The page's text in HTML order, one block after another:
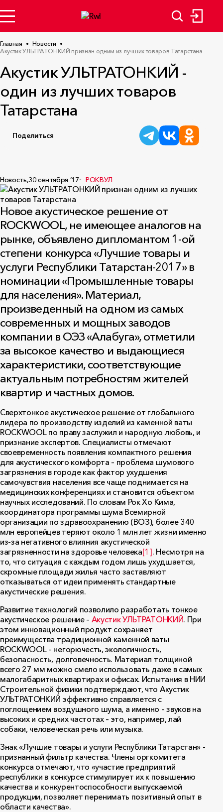
Главная
Новости
Акустик УЛЬТРАТОНКИЙ признан одним из лучших товаров Татарстана
Акустик УЛЬТРАТОНКИЙ -
один из лучших товаров
Татарстана
Поделиться
Новость,30 сентября ‘17 РОКВУЛ
Новое акустическое решение от
ROCKWOOL, не имеющее аналогов на
рынке, объявлено дипломантом 1-ой
степени конкурса «Лучшие товары и
услуги Республики Татарстан-2017» в
номинации «Промышленные товары
для населения». Материал,
произведенный на одном из самых
современных и мощных заводов
компании в ОЭЗ «Алабуга», отметили
за высокое качество и выдающиеся
характеристики, соответствующие
актуальным потребностям жителей
квартир и частных домов.
Сверхтонкое акустическое решение от глобального
лидера по производству изделий из каменной ваты
ROCKWOOL по праву заслужил и народную любовь, и
признание экспертов. Специалисты отмечают
своевременность появления компактного решения
для акустического комфорта – проблема шумового
загрязнения в городе как фактор ухудшения
самочувствия населения все чаще поднимается на
медицинских конференциях и становится объектом
научных исследований. По словам Рок Хо Кима,
координатора программы шума Всемирной
организации по здравоохранению (ВОЗ), более 340
млн европейцев теряют около 1 млн лет жизни именно
из-за негативного влияния акустической
загрязненности на здоровье человека[1]. Несмотря на
то, что ситуация с каждым годом лишь ухудшается,
скромные площади жилья часто заставляют
отказываться от идеи применять стандартные
акустические решения.
Развитие технологий позволило разработать тонкое
акустическое решение – Акустик УЛЬТРАТОНКИЙ. При
этом инновационный продукт сохраняет
преимущества традиционной каменной ваты
ROCKWOOL – негорючесть, экологичность,
безопасность, долговечность. Материал толщиной
всего 27 мм можно смело использовать даже в самых
малогабаритных квартирах и офисах. Испытания в НИИ
Строительной физики подтверждают, что Акустик
УЛЬТРАТОНКИЙ эффективно справляется с
поглощением воздушного шума, а именно – звуков на
высоких и средних частотах – это, например, лай
собаки, человеческая речь или музыка.
Знак «Лучшие товары и услуги Республики Татарстан» -
признанный фильтр качества. Члены оргкомитета
конкурса отмечают, что «участие предприятий
республики в конкурсе стимулирует их к повышению
качества и конкурентоспособности выпускаемой
продукции, позволяет перенимать позитивный опыт в
области качества».